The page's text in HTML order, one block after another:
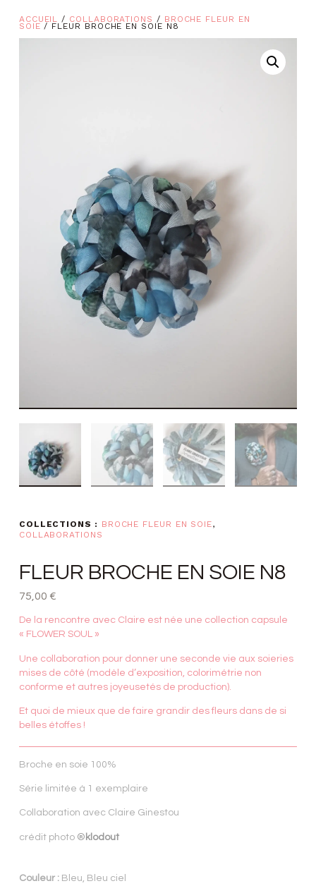
ACCUEIL / COLLABORATIONS / BROCHE FLEUR EN
SOIE / FLEUR BROCHE EN SOIE N8
COLLECTIONS : BROCHE FLEUR EN SOIE,
COLLABORATIONS
FLEUR BROCHE EN SOIE N8
75,00 €
De la rencontre avec Claire est née une collection capsule
« FLOWER SOUL »
Une collaboration pour donner une seconde vie aux soieries
mises de côté (modèle d’exposition, colorimétrie non
conforme et autres joyeusetés de production).
Et quoi de mieux que de faire grandir des fleurs dans de si
belles étoffes !
Broche en soie 100%
Série limitée à 1 exemplaire
Collaboration avec Claire Ginestou
crédit photo ® klodout
Couleur :Bleu, Bleu ciel